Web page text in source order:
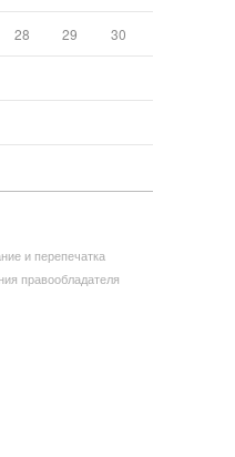
28 29 30
и перепечатка
правообладателя